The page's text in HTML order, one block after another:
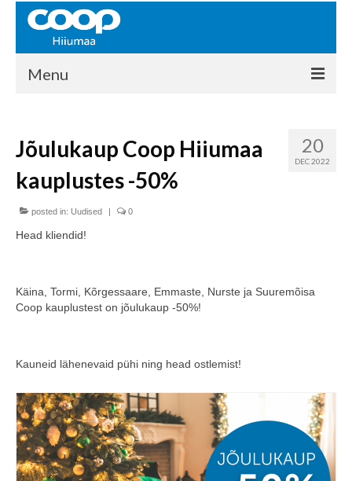
Menu
Kontakt
Liikmed
Ajalugu
KAUBAMAJA
COOP KLIENDIKAART
KINKEKAART
PAKUME TÖÖD
HIIUMAA KÖÖK JA PAGAR
20
DEC 2022
Jõulukaup Coop Hiiumaa
kauplustes -50%
posted in: Uudised | 0
Head kliendid!
Käina, Tormi, Kõrgessaare, Emmaste, Nurste ja Suuremõisa
Coop kauplustest on jõulukaup -50%!
Kauneid lähenevaid pühi ning head ostlemist!